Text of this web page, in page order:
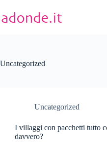
contenuto
Uncategorized
Uncategorized
I villaggi con pacchetti tutto
davvero?